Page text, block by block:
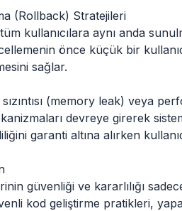
(Rollback) Stratejileri
kullanıcılara aynı anda
önce küçük bir
sağlar.
(memory leak) veya
devreye girerek
garanti altına alırken
güvenliği ve kararlılığı
kod geliştirme pratikleri,